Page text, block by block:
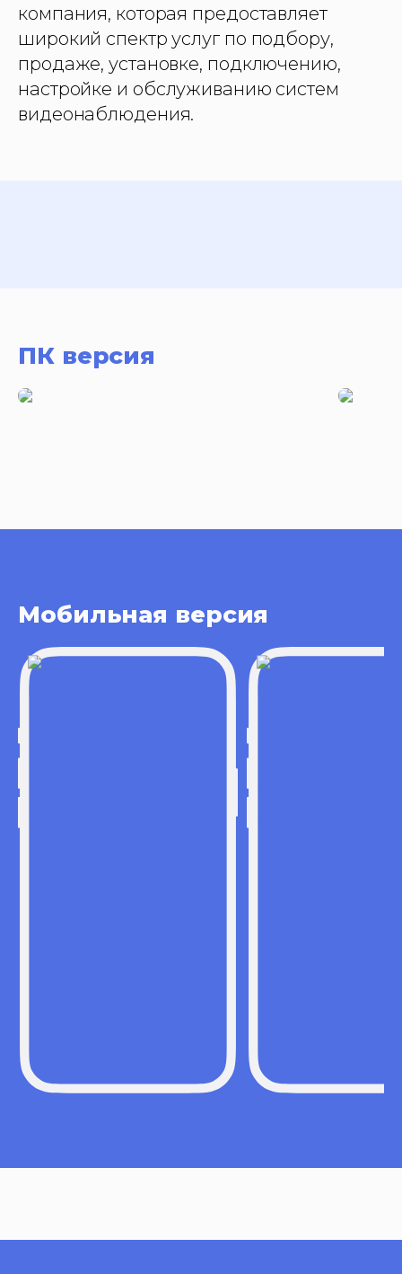
компания, которая предоставляет
широкий спектр услуг по подбору,
продаже, установке, подключению,
настройке и обслуживанию систем
видеонаблюдения.
ПК версия
Мобильная версия